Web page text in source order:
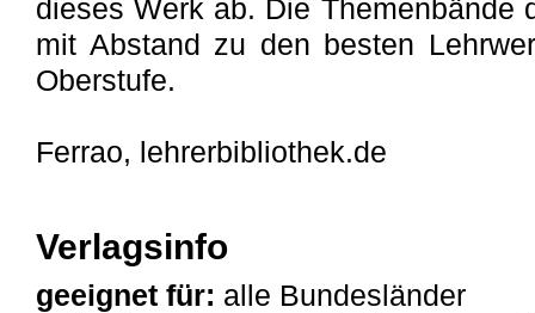
dieses Werk ab. Die Themenbände
mit Abstand zu den besten
Oberstufe.
Ferrao, lehrerbibliothek.de
Verlagsinfo
geeignet für: alle Bundesländer